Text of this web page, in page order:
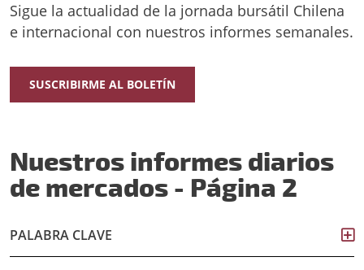
Sigue la actualidad de la jornada bursátil Chilena
e internacional con nuestros informes semanales.
SUSCRIBIRME AL BOLETÍN
Nuestros informes diarios
de mercados - Página 2
PALABRA CLAVE